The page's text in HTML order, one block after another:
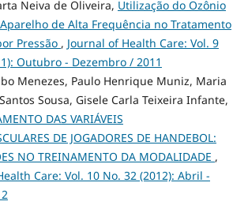
Neiva de Oliveira, Utilização do Ozônio
de Alta Frequência no Tratamento
Pressão , Journal of Health Care: Vol. 9
Outubro - Dezembro / 2011
Menezes, Paulo Henrique Muniz, Maria
Sousa, Gisele Carla Teixeira Infante,
DAS VARIÁVEIS
DE JOGADORES DE HANDEBOL:
NO TREINAMENTO DA MODALIDADE ,
Care: Vol. 10 No. 32 (2012): Abril -